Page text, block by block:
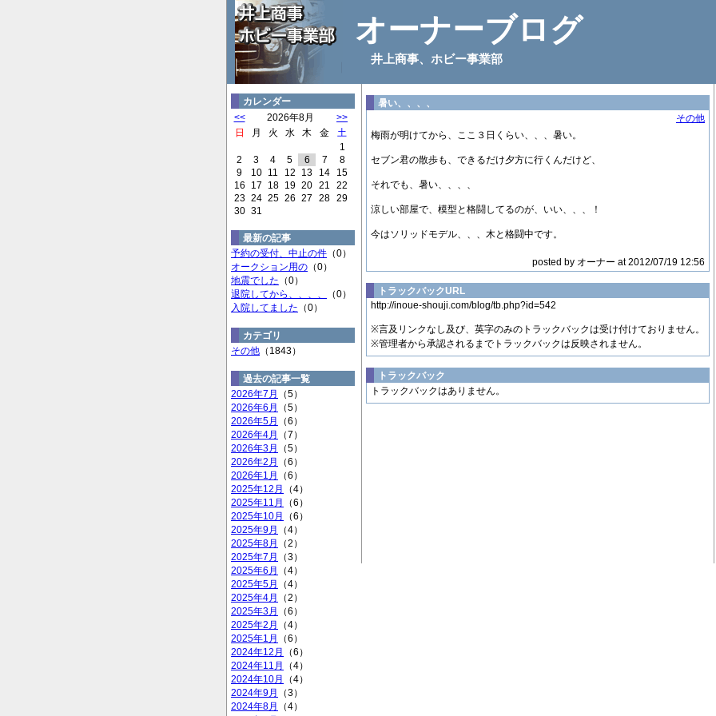
オーナーブログ
井上商事、ホビー事業部
カレンダー
<<
2026年8月
>>
日
月 火 水 木 金
土
1
2
3 4 5 6 7
8
9
10 11 12 13 14
15
16
17 18 19 20 21
22
23 24 25 26 27 28 29
30 31
最新の記事
予約の受付、中止の件 （0）
オークション用の （0）
地震でした （0）
退院してから、、、、
（0）
入院してました （0）
カテゴリ
その他 （1843）
過去の記事一覧
2026年7月
（5）
2026年6月
（5）
2026年5月
（6）
2026年4月
（7）
2026年3月
（5）
2026年2月
（6）
2026年1月
（6）
2025年12月
（4）
2025年11月
（6）
2025年10月
（6）
2025年9月
（4）
2025年8月
（2）
2025年7月
（3）
2025年6月
（4）
2025年5月
（4）
2025年4月
（2）
2025年3月
（6）
2025年2月
（4）
2025年1月
（6）
2024年12月
（6）
2024年11月
（4）
2024年10月
（4）
2024年9月
（3）
2024年8月
（4）
暑い、、、、
その他
梅雨が明けてから、ここ３日くらい、、、暑い。
セブン君の散歩も、できるだけ夕方に行くんだけど、
それでも、暑い、、、、
涼しい部屋で、模型と格闘してるのが、いい、、、！
今はソリッドモデル、、、木と格闘中です。
posted by オーナー at 2012/07/19 12:56
トラックバックURL
http://inoue-shouji.com/blog/tb.php?id=542
※言及リンクなし及び、英字のみのトラックバックは受け付けておりません。
※管理者から承認されるまでトラックバックは反映されません。
トラックバック
トラックバックはありません。